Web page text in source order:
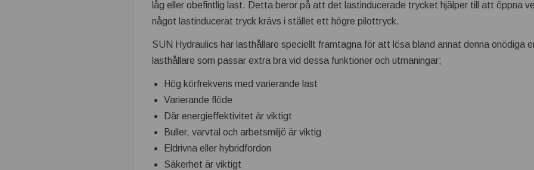
låg eller obefintlig last. Detta beror på att det lastinducerade trycket hjälper till att öppna
något lastinducerat tryck krävs i stället ett högre pilottryck.
SUN Hydraulics har lasthållare speciellt framtagna för att lösa bland annat denna onödiga
lasthållare som passar extra bra vid dessa funktioner och utmaningar;
Hög körfrekvens med varierande last
Varierande flöde
Där energieffektivitet är viktigt
Buller, varvtal och arbetsmiljö är viktig
Eldrivna eller hybridfordon
Säkerhet är viktigt